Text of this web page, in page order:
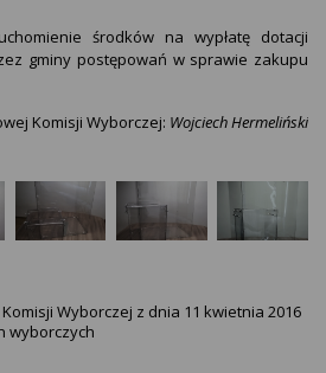
środków na wypłatę dotacji
gminy postępowań w sprawie zakupu
Komisji Wyborczej: Wojciech Hermeliński
Wyborczej z dnia 11 kwietnia 2016
wyborczych